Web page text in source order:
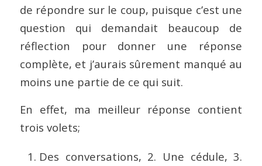
de répondre sur le coup, puisque c’est une
question qui demandait beaucoup de
réflection pour donner une réponse
complète, et j’aurais sûrement manqué au
moins une partie de ce qui suit.
En effet, ma meilleur réponse contient
trois volets;
Des conversations, 2. Une cédule, 3.